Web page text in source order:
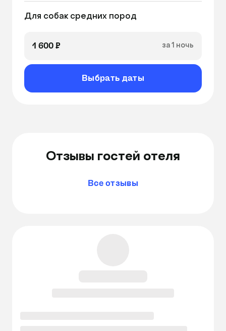
Для собак средних пород
1 600 ₽ за 1 ночь
Выбрать даты
Отзывы гостей отеля
Все отзывы